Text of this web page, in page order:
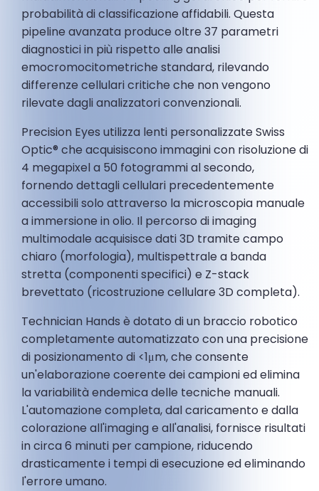
probabilità di classificazione affidabili. Questa
pipeline avanzata produce oltre 37 parametri
diagnostici in più rispetto alle analisi
emocromocitometriche standard, rilevando
differenze cellulari critiche che non vengono
rilevate dagli analizzatori convenzionali.
Precision Eyes utilizza lenti personalizzate Swiss
Optic® che acquisiscono immagini con risoluzione di
4 megapixel a 50 fotogrammi al secondo,
fornendo dettagli cellulari precedentemente
accessibili solo attraverso la microscopia manuale
a immersione in olio. Il percorso di imaging
multimodale acquisisce dati 3D tramite campo
chiaro (morfologia), multispettrale a banda
stretta (componenti specifici) e Z-stack
brevettato (ricostruzione cellulare 3D completa).
Technician Hands è dotato di un braccio robotico
completamente automatizzato con una precisione
di posizionamento di <1μm, che consente
un'elaborazione coerente dei campioni ed elimina
la variabilità endemica delle tecniche manuali.
L'automazione completa, dal caricamento e dalla
colorazione all'imaging e all'analisi, fornisce risultati
in circa 6 minuti per campione, riducendo
drasticamente i tempi di esecuzione ed eliminando
l'errore umano.